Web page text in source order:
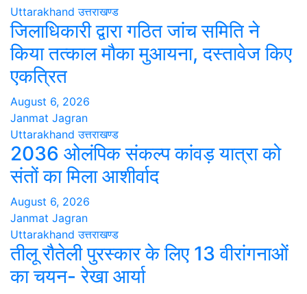
Uttarakhand उत्तराखण्ड
जिलाधिकारी द्वारा गठित जांच समिति ने
किया तत्काल मौका मुआयना, दस्तावेज किए
एकत्रित
August 6, 2026
Janmat Jagran
Uttarakhand उत्तराखण्ड
2036 ओलंपिक संकल्प कांवड़ यात्रा को
संतों का मिला आशीर्वाद
August 6, 2026
Janmat Jagran
Uttarakhand उत्तराखण्ड
तीलू रौतेली पुरस्कार के लिए 13 वीरांगनाओं
का चयन- रेखा आर्या